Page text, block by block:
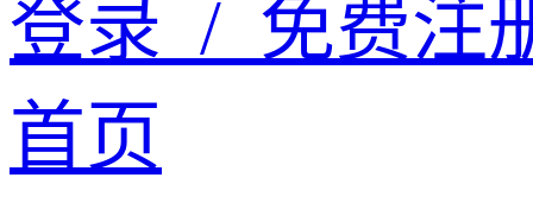
登录 / 免费注
首页